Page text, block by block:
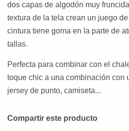
dos capas de algodón muy
textura de la tela crean un juego
cintura tiene goma en la parte de
tallas.
Perfecta para combinar con el
toque chic a una combinación con
jersey de punto, camiseta...
Compartir este producto